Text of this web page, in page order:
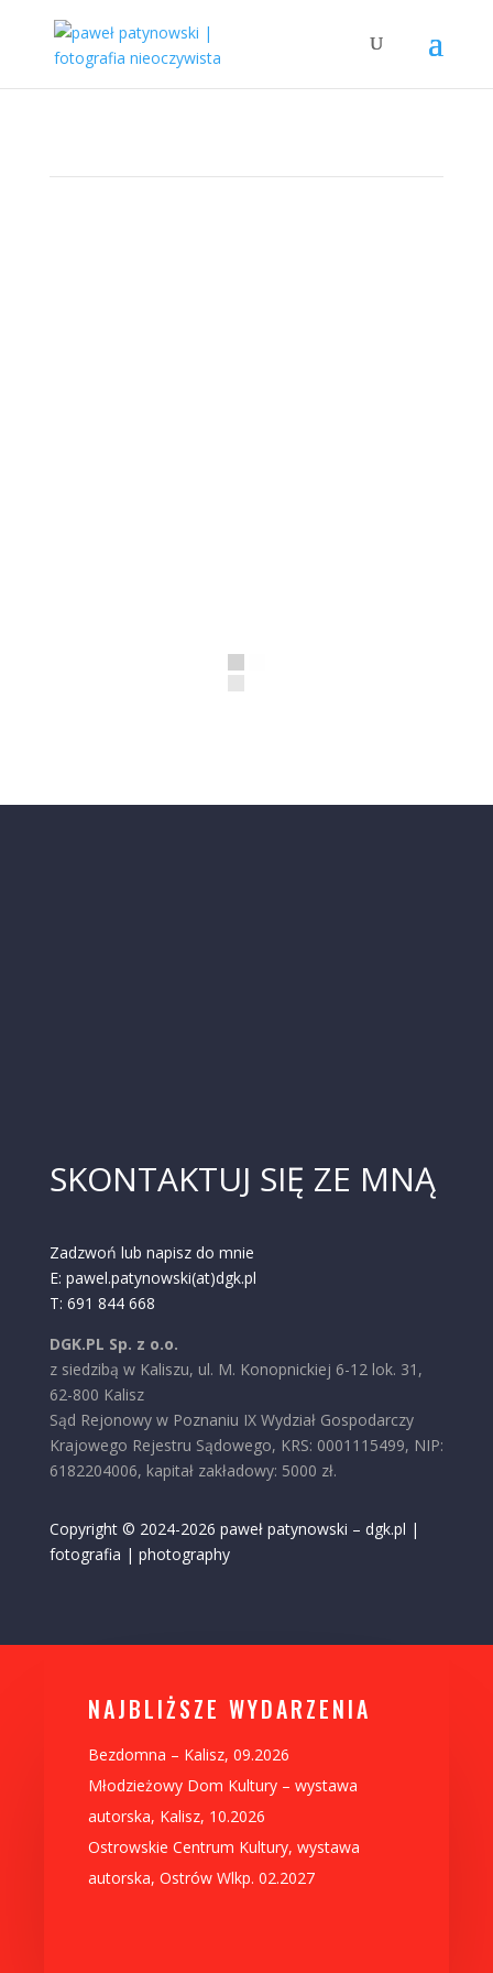
SKONTAKTUJ SIĘ ZE MNĄ
Zadzwoń lub napisz do mnie
E: pawel.patynowski(at)dgk.pl
T: 691 844 668
DGK.PL Sp. z o.o.
z siedzibą w Kaliszu, ul. M. Konopnickiej 6-12 lok. 31,
62-800 Kalisz
Sąd Rejonowy w Poznaniu IX Wydział Gospodarczy
Krajowego Rejestru Sądowego, KRS: 0001115499, NIP:
6182204006, kapitał zakładowy: 5000 zł.
Copyright © 2024-2026 paweł patynowski – dgk.pl |
fotografia | photography
NAJBLIŻSZE WYDARZENIA
Bezdomna – Kalisz, 09.2026
Młodzieżowy Dom Kultury – wystawa
autorska, Kalisz, 10.2026
Ostrowskie Centrum Kultury, wystawa
autorska, Ostrów Wlkp. 02.2027